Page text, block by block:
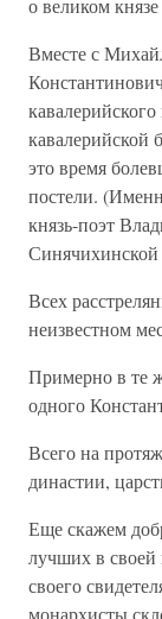
о великом
Вместе с
кавалерийской
это время
постели.
князь-поэт
Всех
неизвестном
Примерно в те
одного
Всего на
династии,
Еще скажем
лучших в
своего
монархисты